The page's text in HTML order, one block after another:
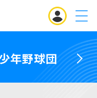
MENU
年野球団